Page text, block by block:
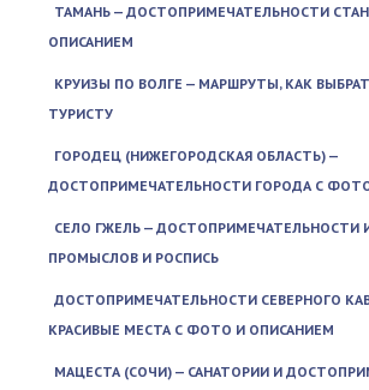
ТАМАНЬ — ДОСТОПРИМЕЧАТЕЛЬНОСТИ
ОПИСАНИЕМ
КРУИЗЫ ПО ВОЛГЕ — МАРШРУТЫ, КАК
ТУРИСТУ
ГОРОДЕЦ (НИЖЕГОРОДСКАЯ ОБЛАСТЬ) —
ДОСТОПРИМЕЧАТЕЛЬНОСТИ ГОРОДА С
СЕЛО ГЖЕЛЬ — ДОСТОПРИМЕЧАТЕЛЬНОСТИ
ПРОМЫСЛОВ И РОСПИСЬ
ДОСТОПРИМЕЧАТЕЛЬНОСТИ СЕВЕРНОГО
КРАСИВЫЕ МЕСТА С ФОТО И ОПИСАНИЕМ
МАЦЕСТА (СОЧИ) — САНАТОРИИ И